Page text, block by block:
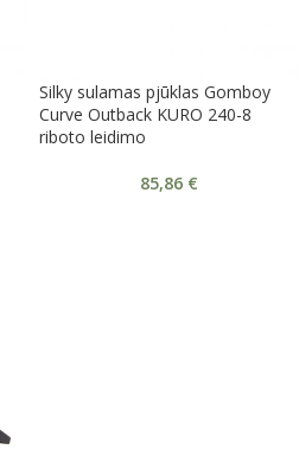
Silky sulamas pjūklas Gomboy
Curve Outback KURO 240-8
riboto leidimo
85,86 €